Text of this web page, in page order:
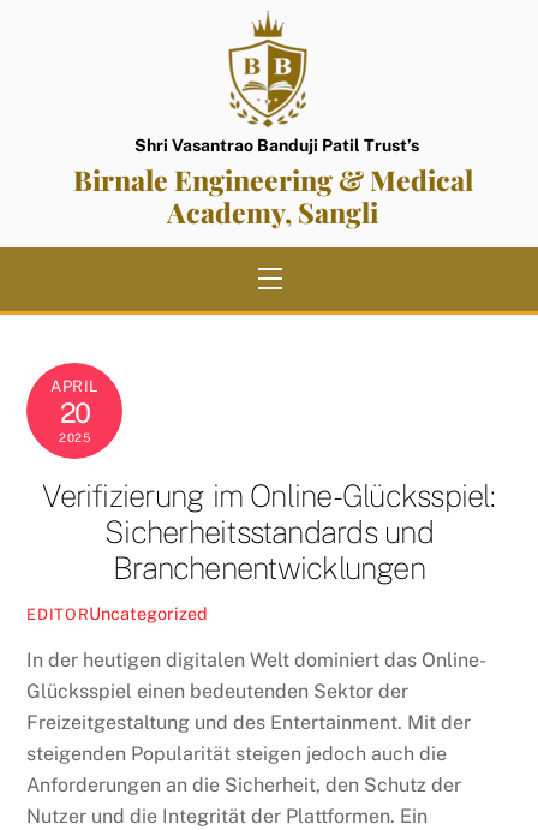
Shri Vasantrao Banduji Patil Trust’s
Birnale Engineering & Medical
Academy, Sangli
Menu
APRIL
20
2025
Verifizierung im Online-Glücksspiel:
Sicherheitsstandards und
Branchenentwicklungen
EDITORUncategorized
In der heutigen digitalen Welt dominiert das Online-
Glücksspiel einen bedeutenden Sektor der
Freizeitgestaltung und des Entertainment. Mit der
steigenden Popularität steigen jedoch auch die
Anforderungen an die Sicherheit, den Schutz der
Nutzer und die Integrität der Plattformen. Ein